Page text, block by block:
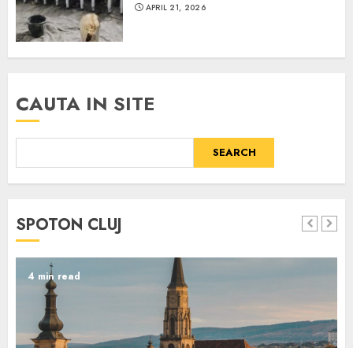
APRIL 21, 2026
CAUTA IN SITE
SEARCH
SPOTON CLUJ
4 min read